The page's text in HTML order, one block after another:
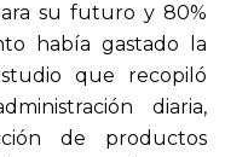
su futuro y 80%
había gastado la
que recopiló
diaria,
de productos